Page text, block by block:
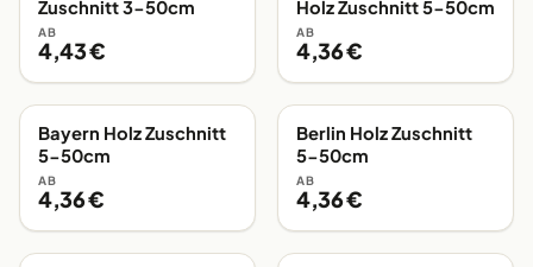
Zuschnitt 3-50cm
AB
4,43 €
Holz Zuschnitt 5-50cm
AB
4,36 €
EIGENE FERTIGUNG
Bayern Holz Zuschnitt
5-50cm
AB
4,36 €
EIGENE FERTIGUNG
Berlin Holz Zuschnitt
5-50cm
AB
4,36 €